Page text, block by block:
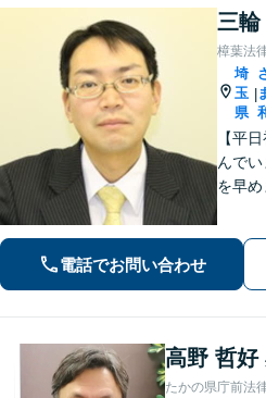
三輪
樟葉法
埼
玉
県
|
【平
んで
を早め
かし
す。
電話でお問い合わせ
高野 哲好
たかの県庁前法